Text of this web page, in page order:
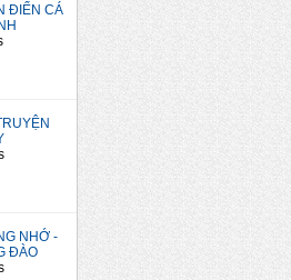
ĐIỂN CÁ
NHỚ -
ĐÀO